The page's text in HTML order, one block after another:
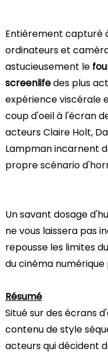
Entièrement capturé
ordinateurs et
astucieusement le
screenlifedes plus
expérience viscérale
coup d'oeil à l'écran
acteurs Claire Holt,
Lampman incarnent
propre scénario
Un savant dosage
ne vous laissera pas
repousse les limites
du cinéma numérique
Résumé
Situé sur des écrans
contenu de style
acteurs qui décident